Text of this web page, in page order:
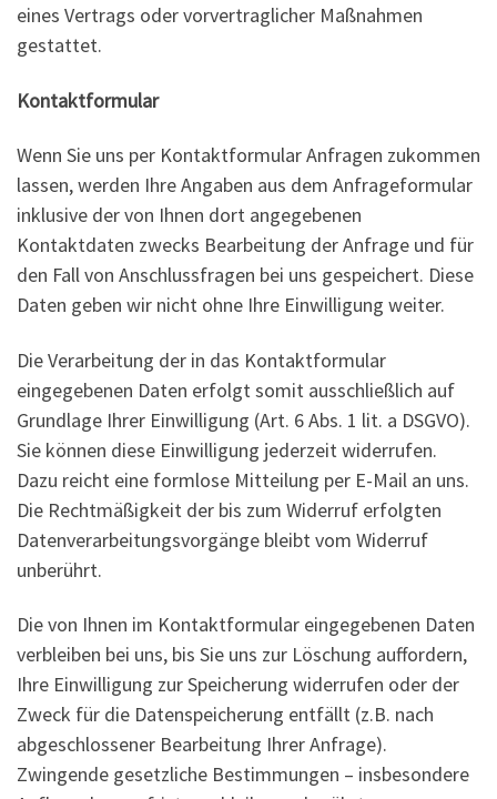
eines Vertrags oder vorvertraglicher Maßnahmen
gestattet.
Kontaktformular
Wenn Sie uns per Kontaktformular Anfragen zukommen
lassen, werden Ihre Angaben aus dem Anfrageformular
inklusive der von Ihnen dort angegebenen
Kontaktdaten zwecks Bearbeitung der Anfrage und für
den Fall von Anschlussfragen bei uns gespeichert. Diese
Daten geben wir nicht ohne Ihre Einwilligung weiter.
Die Verarbeitung der in das Kontaktformular
eingegebenen Daten erfolgt somit ausschließlich auf
Grundlage Ihrer Einwilligung (Art. 6 Abs. 1 lit. a DSGVO).
Sie können diese Einwilligung jederzeit widerrufen.
Dazu reicht eine formlose Mitteilung per E-Mail an uns.
Die Rechtmäßigkeit der bis zum Widerruf erfolgten
Datenverarbeitungsvorgänge bleibt vom Widerruf
unberührt.
Die von Ihnen im Kontaktformular eingegebenen Daten
verbleiben bei uns, bis Sie uns zur Löschung auffordern,
Ihre Einwilligung zur Speicherung widerrufen oder der
Zweck für die Datenspeicherung entfällt (z.B. nach
abgeschlossener Bearbeitung Ihrer Anfrage).
Zwingende gesetzliche Bestimmungen – insbesondere